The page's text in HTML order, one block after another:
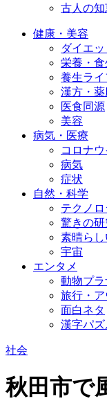
古人の知
健康・美容
ダイエッ
栄養・
養生ライ
漢方・薬
医食同源
美容
病気・医療
コロナ
病気
症状
自然・科学
テクノロ
驚きの研
素晴ら
宇宙
エンタメ
動物プラ
旅行・
面白ネタ
漢字パズ
社会
秋田市で